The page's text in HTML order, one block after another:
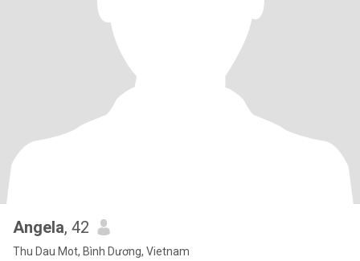
Angela, 42
Thu Dau Mot, Bình Dương, Vietnam